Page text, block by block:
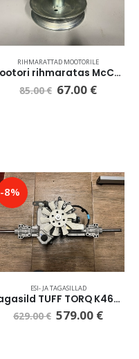
RIHMARATTAD MOOTORILE
Mootori rihmaratas McCulloch M105-77X
85.00€ 67.00 €
-8%
ESI- JA TAGASILLAD
Tagasild TUFF TORQ K46DF
629.00€ 579.00 €